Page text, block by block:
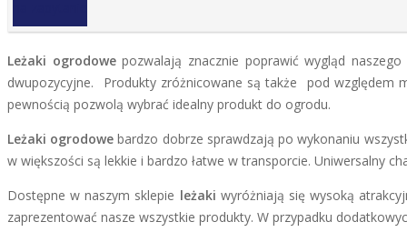
Leżaki ogrodowepozwalają znacznie poprawić wygląd
dwupozycyjne. Produkty zróżnicowane są także pod względem
pewnością pozwolą wybrać idealny produkt do ogrodu.
Leżaki ogrodowe bardzo dobrze sprawdzają po wykonaniu
w większości są lekkie i bardzo łatwe w transporcie. Uniwersalny
Dostępne w naszym sklepie leżaki wyróżniają się wysoką
zaprezentować nasze wszystkie produkty. W przypadku